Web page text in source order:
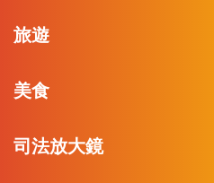
旅遊
美食
司法放大鏡